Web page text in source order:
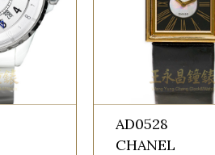
AD0528
CHANEL